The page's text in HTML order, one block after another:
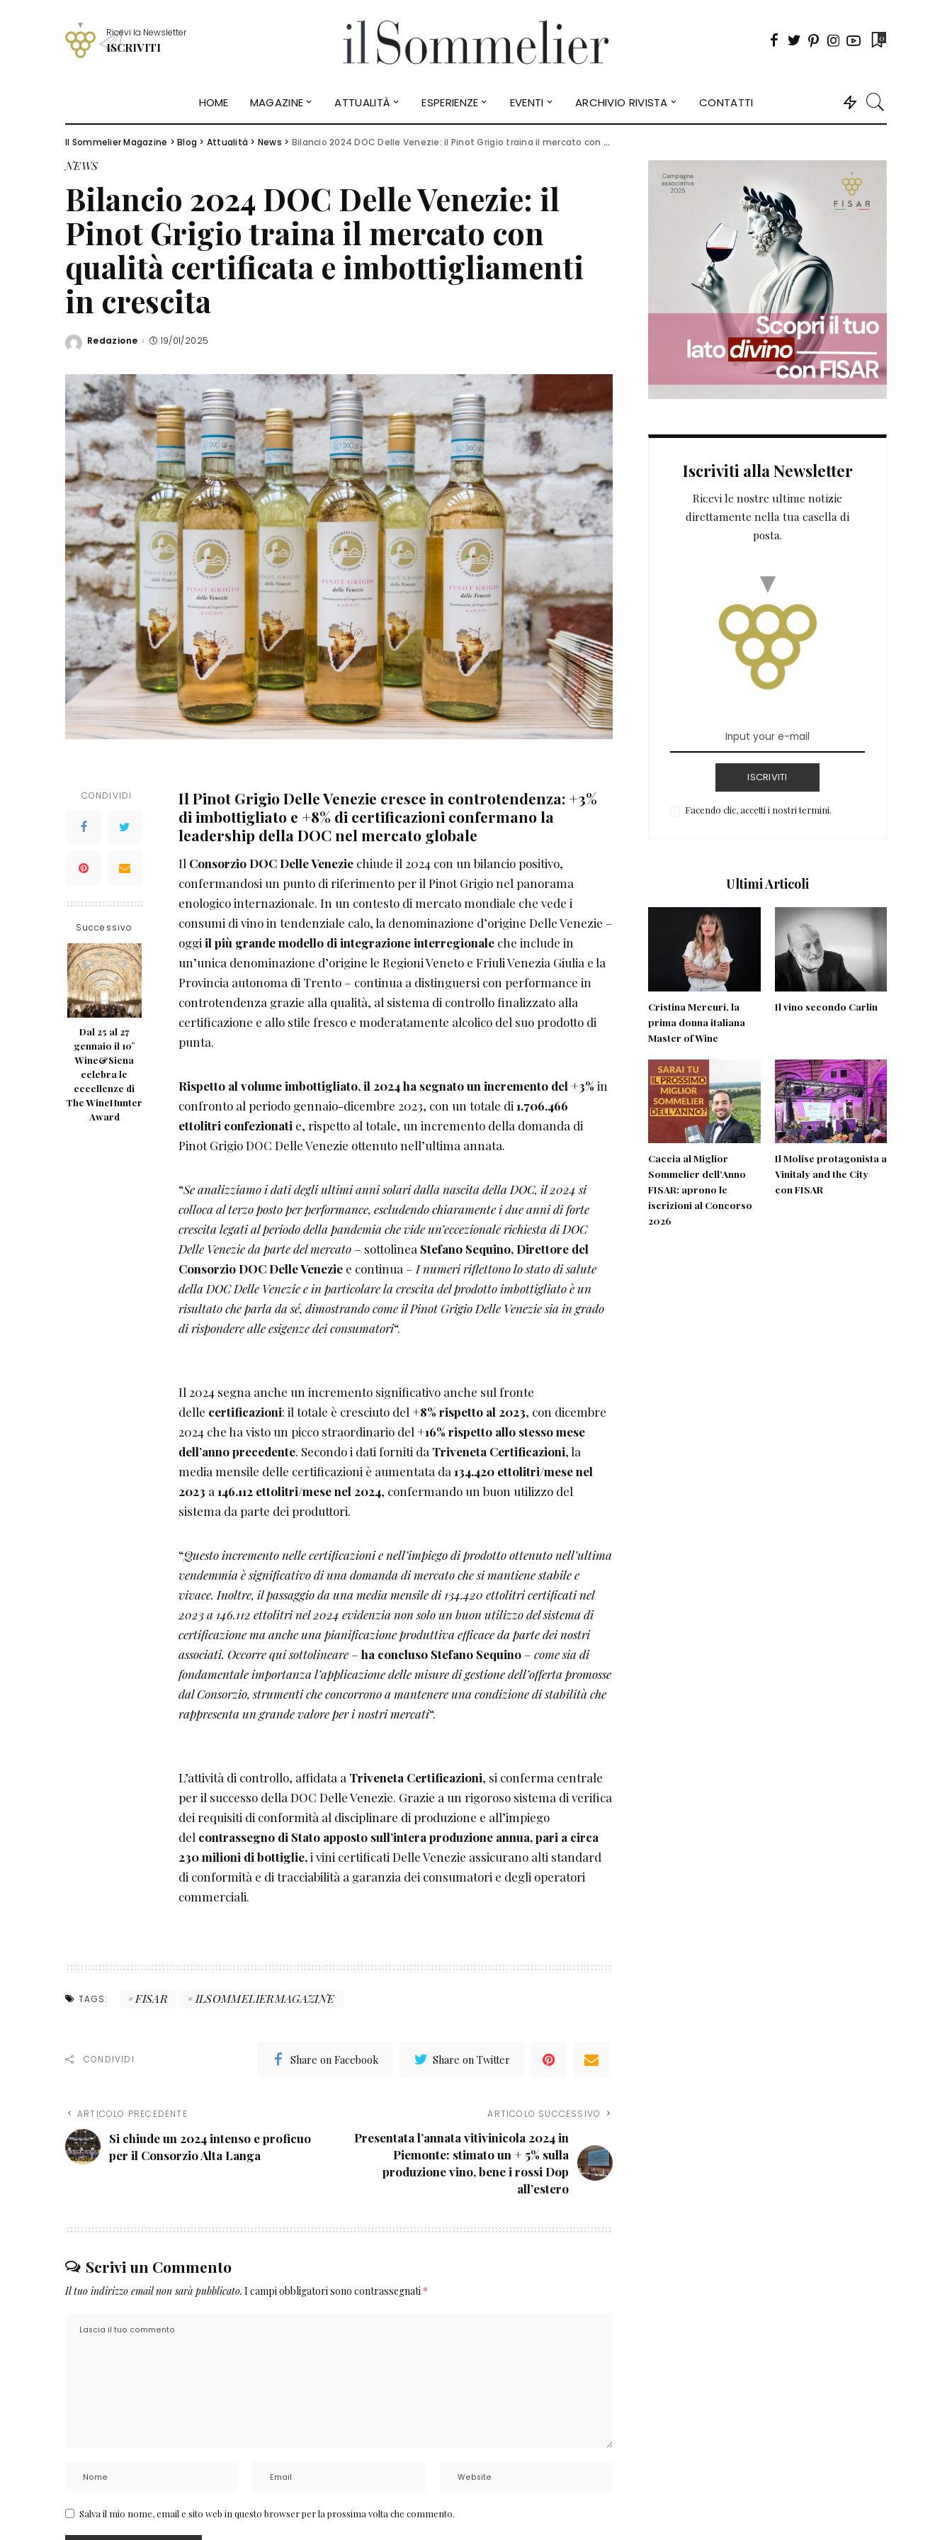
Ricevi la Newsletter
ISCRIVITI
0
HOME MAGAZINE ATTUALITÀ ESPERIENZE EVENTI ARCHIVIO RIVISTA CONTATTI
Il Sommelier Magazine >Blog > Attualità > News > Bilancio 2024 DOC Delle Venezie: il Pinot Grigio traina il mercato con qualità certificata e imbottigliamenti in crescita
NEWS
Bilancio 2024 DOC Delle Venezie: il
Pinot Grigio traina il mercato con
qualità certificata e imbottigliamenti
in crescita
Posted
Redazione 19/01/2025
CONDIVIDI
Successivo
Dal 25 al 27
gennaio il 10°
Wine&Siena
celebra le
eccellenze di
The WineHunter
Award
Il Pinot Grigio Delle Venezie cresce in controtendenza: +3%
di imbottigliato e +8% di certificazioni confermano la
leadership della DOC nel mercato globale
Il Consorzio DOC Delle Venezie chiude il 2024 con un bilancio positivo,
confermandosi un punto di riferimento per il Pinot Grigio nel panorama
enologico internazionale. In un contesto di mercato mondiale che vede i
consumi di vino in tendenziale calo, la denominazione d’origine Delle Venezie –
oggi il più grande modello di integrazione interregionale che include in
un’unica denominazione d’origine le Regioni Veneto e Friuli Venezia Giulia e la
Provincia autonoma di Trento – continua a distinguersi con performance in
controtendenza grazie alla qualità, al sistema di controllo finalizzato alla
certificazione e allo stile fresco e moderatamente alcolico del suo prodotto di
punta.
Rispetto al volume imbottigliato, il 2024 ha segnato un incremento del +3% in
confronto al periodo gennaio-dicembre 2023, con un totale di 1.706.466
ettolitri confezionati e, rispetto al totale, un incremento della domanda di
Pinot Grigio DOC Delle Venezie ottenuto nell’ultima annata.
“Se analizziamo i dati degli ultimi anni solari dalla nascita della DOC, il 2024 si
colloca al terzo posto per performance, escludendo chiaramente i due anni di forte
crescita legati al periodo della pandemia che vide un’eccezionale richiesta di DOC
Delle Venezie da parte del mercato – sottolinea Stefano Sequino, Direttore del
Consorzio DOC Delle Venezie e continua – I numeri riflettono lo stato di salute
della DOC Delle Venezie e in particolare la crescita del prodotto imbottigliato è un
risultato che parla da sé, dimostrando come il Pinot Grigio Delle Venezie sia in grado
di rispondere alle esigenze dei consumatori“.
Il 2024 segna anche un incremento significativo anche sul fronte
delle certificazioni: il totale è cresciuto del +8% rispetto al 2023, con dicembre
2024 che ha visto un picco straordinario del +16% rispetto allo stesso mese
dell’anno precedente. Secondo i dati forniti da Triveneta Certificazioni, la
media mensile delle certificazioni è aumentata da 134.420 ettolitri/mese nel
2023 a 146.112 ettolitri/mese nel 2024, confermando un buon utilizzo del
sistema da parte dei produttori.
“Questo incremento nelle certificazioni e nell’impiego di prodotto ottenuto nell’ultima
vendemmia è significativo di una domanda di mercato che si mantiene stabile e
vivace. Inoltre, il passaggio da una media mensile di 134.420 ettolitri certificati nel
2023 a 146.112 ettolitri nel 2024 evidenzia non solo un buon utilizzo del sistema di
certificazione ma anche una pianificazione produttiva efficace da parte dei nostri
associati. Occorre qui sottolineare – ha concluso Stefano Sequino – come sia di
fondamentale importanza l’applicazione delle misure di gestione dell’offerta promosse
dal Consorzio, strumenti che concorrono a mantenere una condizione di stabilità che
rappresenta un grande valore per i nostri mercati“.
L’attività di controllo, affidata a Triveneta Certificazioni, si conferma centrale
per il successo della DOC Delle Venezie. Grazie a un rigoroso sistema di verifica
dei requisiti di conformità al disciplinare di produzione e all’impiego
del contrassegno di Stato apposto sull’intera produzione annua, pari a circa
230 milioni di bottiglie,i vini certificati Delle Venezie assicurano alti standard
di conformità e di tracciabilità a garanzia dei consumatori e degli operatori
commerciali.
TAGS: FISAR ILSOMMELIERMAGAZINE
CONDIVIDI Share on Facebook Share on Twitter
ARTICOLO PRECEDENTE
Si chiude un 2024 intenso e proficuo
per il Consorzio Alta Langa
ARTICOLO SUCCESSIVO
Presentata l’annata vitivinicola 2024 in
Piemonte: stimato un + 5% sulla
produzione vino, bene i rossi Dop
all’estero
Scrivi un Commento
Il tuo indirizzo email non sarà pubblicato. I campi obbligatori sono contrassegnati *
Salva il mio nome, email e sito web in questo browser per la prossima volta che commento.
Iscriviti alla Newsletter
Ricevi le nostre ultime notizie
direttamente nella tua casella di
posta.
ISCRIVITI
Facendo clic, accetti i nostri termini.
Ultimi Articoli
Cristina Mercuri, la
prima donna italiana
Master of Wine
Il vino secondo Carlin
Caccia al Miglior
Sommelier dell’Anno
FISAR: aprono le
iscrizioni al Concorso
2026
Il Molise protagonista a
Vinitaly and the City
con FISAR